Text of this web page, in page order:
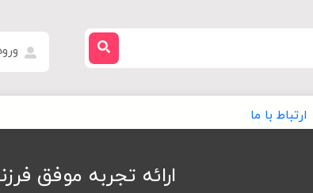
ارتباط با ما
ارائه تجربه موفق